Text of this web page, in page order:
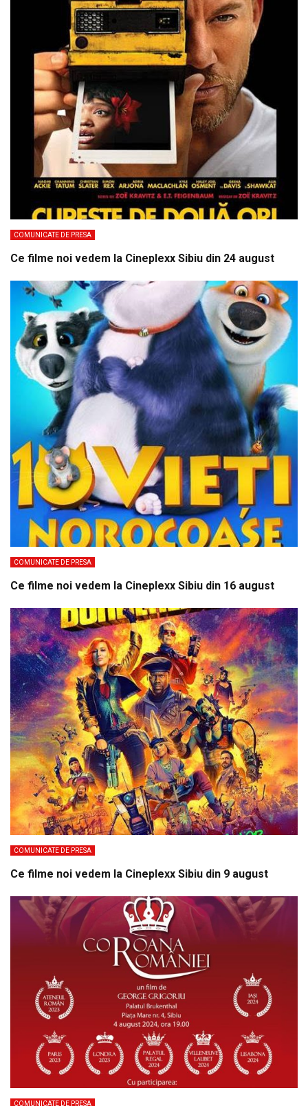
COMUNICATE DE PRESA
Ce filme noi vedem la Cineplexx Sibiu din 24 august
COMUNICATE DE PRESA
Ce filme noi vedem la Cineplexx Sibiu din 16 august
COMUNICATE DE PRESA
Ce filme noi vedem la Cineplexx Sibiu din 9 august
COMUNICATE DE PRESA